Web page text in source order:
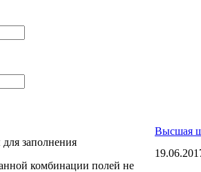
заполнения
комбинации полей не
Высшая